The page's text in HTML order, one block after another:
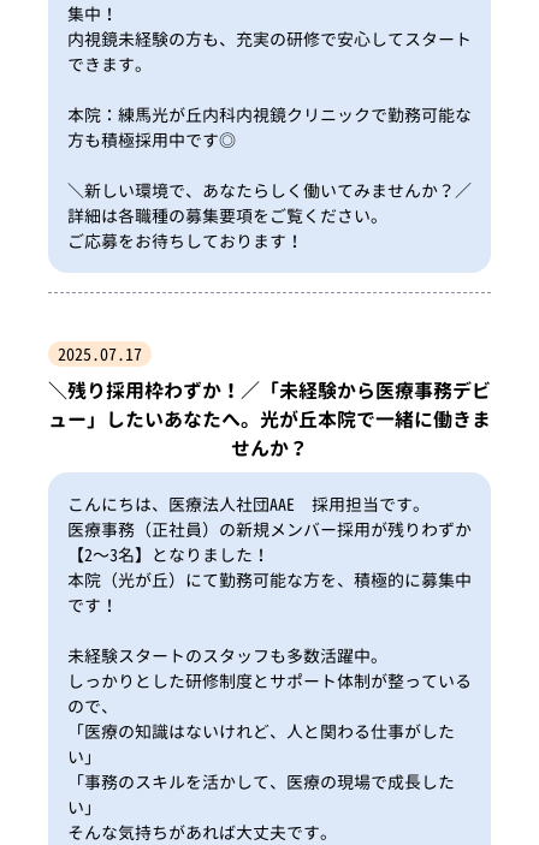
集中！
内視鏡未経験の方も、充実の研修で安心してスタート
できます。
本院：練馬光が丘内科内視鏡クリニックで勤務可能な
方も積極採用中です◎
＼新しい環境で、あなたらしく働いてみませんか？／
詳細は各職種の募集要項をご覧ください。
ご応募をお待ちしております！
2025.07.17
＼残り採用枠わずか！／「未経験から医療事務デビ
ュー」したいあなたへ。光が丘本院で一緒に働きま
せんか？
こんにちは、医療法人社団AAE 採用担当です。
医療事務（正社員）の新規メンバー採用が残りわずか
【2〜3名】となりました！
本院（光が丘）にて勤務可能な方を、積極的に募集中
です！
未経験スタートのスタッフも多数活躍中。
しっかりとした研修制度とサポート体制が整っている
ので、
「医療の知識はないけれど、人と関わる仕事がした
い」
「事務のスキルを活かして、医療の現場で成長した
い」
そんな気持ちがあれば大丈夫です。